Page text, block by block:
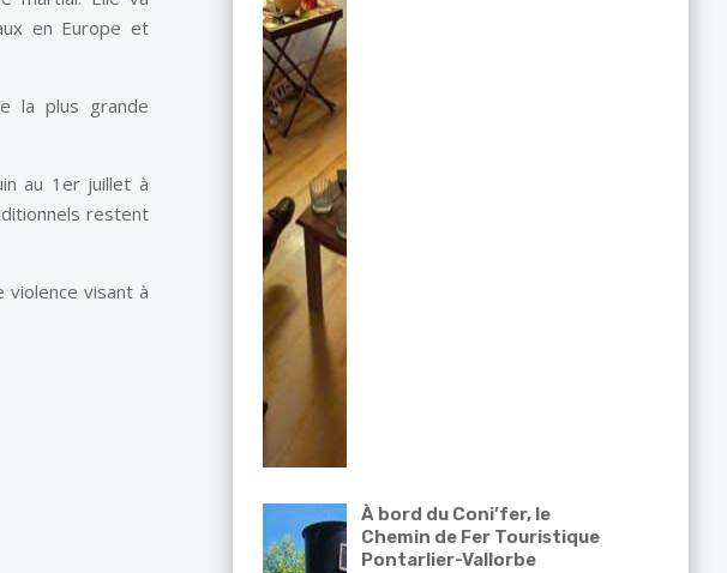
en Europe et
la plus grande
au 1er juillet à
restent
violence visant à
À bord du Coni’fer, le
Chemin de Fer Touristique
Pontarlier-Vallorbe